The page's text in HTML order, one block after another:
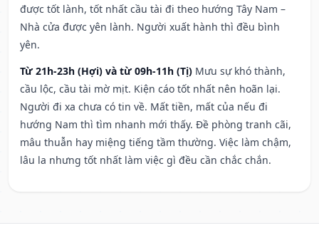
được tốt lành, tốt nhất cầu tài đi theo hướng Tây Nam –
Nhà cửa được yên lành. Người xuất hành thì đều bình
yên.
Từ 21h-23h (Hợi) và từ 09h-11h (Tị) Mưu sự khó thành,
cầu lộc, cầu tài mờ mịt. Kiện cáo tốt nhất nên hoãn lại.
Người đi xa chưa có tin về. Mất tiền, mất của nếu đi
hướng Nam thì tìm nhanh mới thấy. Đề phòng tranh cãi,
mâu thuẫn hay miệng tiếng tầm thường. Việc làm chậm,
lâu la nhưng tốt nhất làm việc gì đều cần chắc chắn.